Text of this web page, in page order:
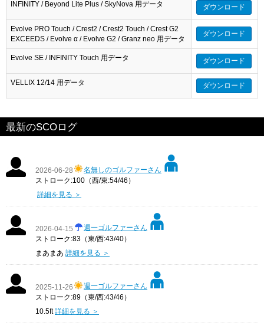
INFINITY / Beyond Lite Plus / SkyNova 用データ ダウンロード
Evolve PRO Touch / Crest2 / Crest2 Touch / Crest G2
EXCEEDS / Evolve α / Evolve G2 / Granz neo 用データ
ダウンロード
Evolve SE / INFINITY Touch 用データ ダウンロード
VELLIX 12/14 用データ ダウンロード
最新のSCOログ
2026-06-28
名無しのゴルファーさん
ストローク:100（西/東:54/46）
詳細を見る ＞
2026-04-15
週一ゴルファーさん
ストローク:83（東/西:43/40）
まあまあ 詳細を見る ＞
2025-11-26
週一ゴルファーさん
ストローク:89（東/西:43/46）
10.5ft詳細を見る ＞